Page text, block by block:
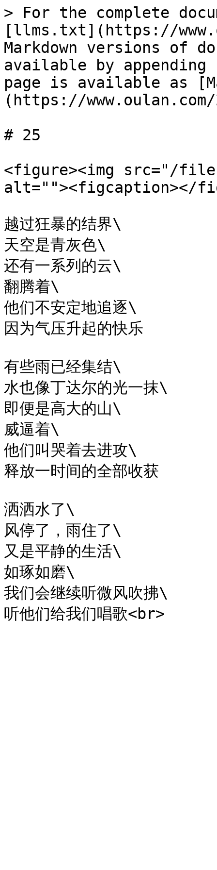
> For the complete
[llms.txt](https://
Markdown versions of
available by
page is available as
(https://
# 25
<figure><img src="/files/
alt=""><figcaption></
越过狂暴的结界\
天空是青灰色\
还有一系列的云\
翻腾着\
他们不安定地追逐\
因为气压升起的快乐
有些雨已经集结\
水也像丁达尔的光一抹\
即便是高大的山\
威逼着\
他们叫哭着去进攻\
释放一时间的全部收获
洒洒水了\
风停了，雨住了\
又是平静的生活\
如琢如磨\
我们会继续听微风吹拂\